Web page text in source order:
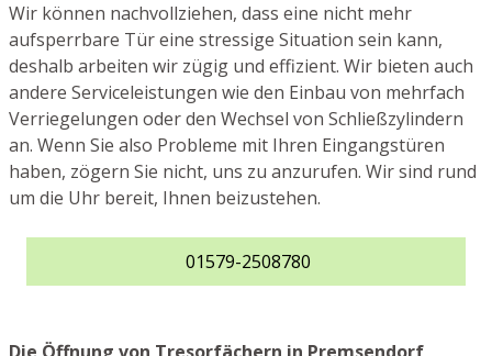
Wir können nachvollziehen, dass eine nicht mehr
aufsperrbare Tür eine stressige Situation sein kann,
deshalb arbeiten wir zügig und effizient. Wir bieten auch
andere Serviceleistungen wie den Einbau von mehrfach
Verriegelungen oder den Wechsel von Schließzylindern
an. Wenn Sie also Probleme mit Ihren Eingangstüren
haben, zögern Sie nicht, uns zu anzurufen. Wir sind rund
um die Uhr bereit, Ihnen beizustehen.
01579-2508780